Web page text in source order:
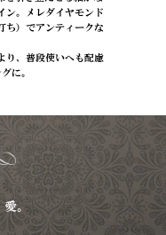
ン。メレダイヤモンド
ち）でアンティークな
り、普段使いへも配慮
に。
愛。